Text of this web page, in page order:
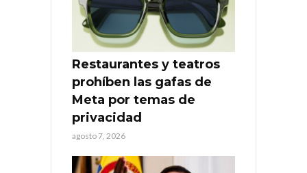
Restaurantes y teatros
prohíben las gafas de
Meta por temas de
privacidad
agosto 7, 2026